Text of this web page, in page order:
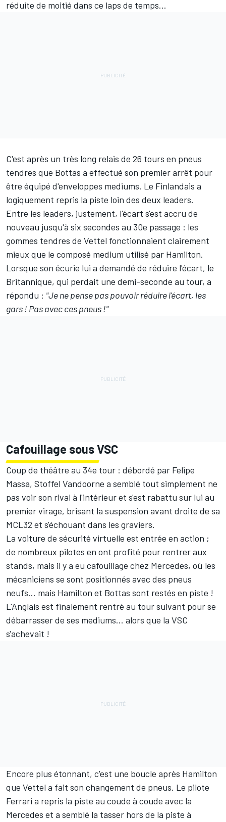
réduite de moitié dans ce laps de temps...
C'est après un très long relais de 26 tours en pneus
tendres que Bottas a effectué son premier arrêt pour
être équipé d'enveloppes mediums. Le Finlandais a
logiquement repris la piste loin des deux leaders.
Entre les leaders, justement, l'écart s'est accru de
nouveau jusqu'à six secondes au 30e passage : les
gommes tendres de Vettel fonctionnaient clairement
mieux que le composé medium utilisé par Hamilton.
Lorsque son écurie lui a demandé de réduire l'écart, le
Britannique, qui perdait une demi-seconde au tour, a
répondu : "Je ne pense pas pouvoir réduire l'écart, les
gars ! Pas avec ces pneus !"
Cafouillage sous VSC
Coup de théâtre au 34e tour : débordé par Felipe
Massa, Stoffel Vandoorne a semblé tout simplement ne
pas voir son rival à l'intérieur et s'est rabattu sur lui au
premier virage, brisant la suspension avant droite de sa
MCL32 et s'échouant dans les graviers.
La voiture de sécurité virtuelle est entrée en action ;
de nombreux pilotes en ont profité pour rentrer aux
stands, mais il y a eu cafouillage chez Mercedes, où les
mécaniciens se sont positionnés avec des pneus
neufs... mais Hamilton et Bottas sont restés en piste !
L'Anglais est finalement rentré au tour suivant pour se
débarrasser de ses mediums... alors que la VSC
s'achevait !
Encore plus étonnant, c'est une boucle après Hamilton
que Vettel a fait son changement de pneus. Le pilote
Ferrari a repris la piste au coude à coude avec la
Mercedes et a semblé la tasser hors de la piste à